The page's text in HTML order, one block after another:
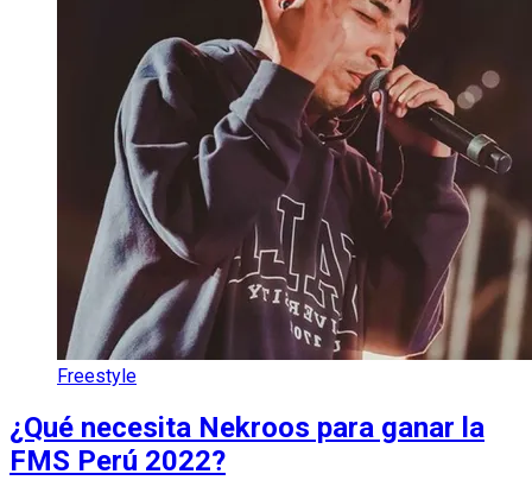
Freestyle
¿Qué necesita Nekroos para ganar la
FMS Perú 2022?